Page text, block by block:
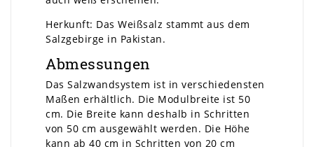
Herkunft: Das Weißsalz stammt aus dem
Salzgebirge in Pakistan.
Abmessungen
Das Salzwandsystem ist in verschiedensten
Maßen erhältlich. Die Modulbreite ist 50
cm. Die Breite kann deshalb in Schritten
von 50 cm ausgewählt werden. Die Höhe
kann ab 40 cm in Schritten von 20 cm